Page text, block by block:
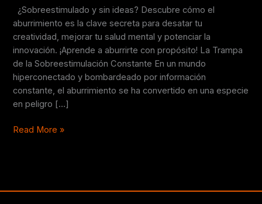
¿Sobreestimulado y sin ideas? Descubre cómo el
aburrimiento es la clave secreta para desatar tu
creatividad, mejorar tu salud mental y potenciar la
innovación. ¡Aprende a aburrirte con propósito! La Trampa
de la Sobreestimulación Constante En un mundo
hiperconectado y bombardeado por información
constante, el aburrimiento se ha convertido en una especie
en peligro […]
tu
Creatividad
(y
Mejora
tu
Salud
Mental)
Read More »